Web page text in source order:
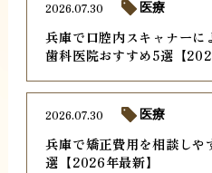
兵庫で口腔内スキャナーに
歯科医院おすすめ5選【
2026.07.30 医療
兵庫で矯正費用を相談しや
選【2026年最新】
2026.07.30 医療